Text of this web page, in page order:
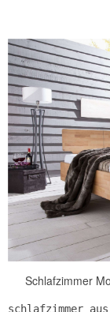
Schlafzimmer
schlafzimmer